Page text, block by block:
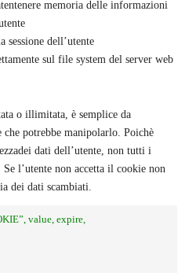
memoria delle informazioni
sessione dell’utente
sul file system del server web
o illimitata, è semplice da
che potrebbe manipolarlo. Poichè
dati dell’utente, non tutti i
l’utente non accetta il cookie non
dei dati scambiati.
value, expire,